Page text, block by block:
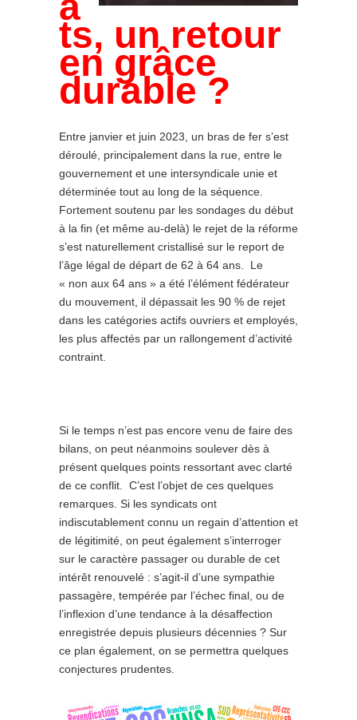
ts, un retour
en grâce
durable ?
Entre janvier et juin 2023, un bras de fer s’est
déroulé, principalement dans la rue, entre le
gouvernement et une intersyndicale unie et
déterminée tout au long de la séquence.
Fortement soutenu par les sondages du début
à la fin (et même au-delà) le rejet de la réforme
s’est naturellement cristallisé sur le report de
l’âge légal de départ de 62 à 64 ans. Le
« non aux 64 ans » a été l’élément fédérateur
du mouvement, il dépassait les 90 % de rejet
dans les catégories actifs ouvriers et employés,
les plus affectés par un rallongement d’activité
contraint.
Si le temps n’est pas encore venu de faire des
bilans, on peut néanmoins soulever dès à
présent quelques points ressortant avec clarté
de ce conflit. C’est l’objet de ces quelques
remarques. Si les syndicats ont
indiscutablement connu un regain d’attention et
de légitimité, on peut également s’interroger
sur le caractère passager ou durable de cet
intérêt renouvelé : s’agit-il d’une sympathie
passagère, tempérée par l’échec final, ou de
l’inflexion d’une tendance à la désaffection
enregistrée depuis plusieurs décennies ? Sur
ce plan également, on se permettra quelques
conjectures prudentes.